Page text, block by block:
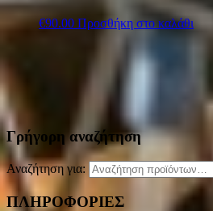
€90.00 Προσθήκη στο καλάθι
Γρήγορη αναζήτηση
Αναζήτηση για:
ΠΛΗΡΟΦΟΡΙΕΣ